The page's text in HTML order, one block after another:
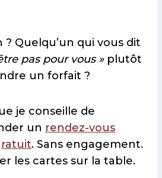
Quelqu’un qui vous dit
pas pour vous »plutôt
un forfait ?
je conseille de
un rendez-vous
. Sans engagement.
les cartes sur la table.